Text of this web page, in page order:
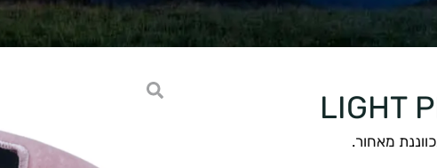
מאחור.